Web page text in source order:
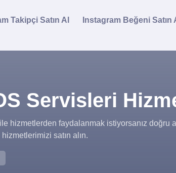
Takipçi Satın Al Instagram Beğeni Satın
Servisleri
hizmetlerden faydalanmak istiyorsanız doğru
satın alın.